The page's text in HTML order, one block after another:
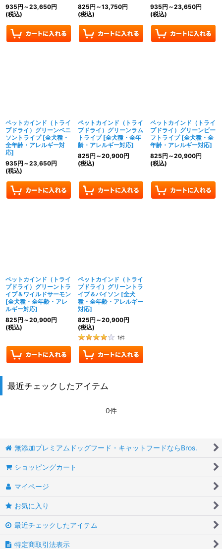
935円 ～23,650円
(税込)
825円 ～13,750円
(税込)
935円 ～23,650円
(税込)
ペットカインド（トライ
プドライ）グリーンベニ
ソントライプ [全犬種・
全年齢・アレルギー対
応]
935円 ～23,650円
(税込)
ペットカインド（トライ
プドライ）グリーンラム
トライプ [全犬種・全年
齢・アレルギー対応]
825円 ～20,900円
(税込)
ペットカインド（トライ
プドライ）グリーンビー
フトライプ [全犬種・全
年齢・アレルギー対応]
825円 ～20,900円
(税込)
ペットカインド（トライ
プドライ）グリーントラ
イプ＆ワイルドサーモン
[全犬種・全年齢・アレ
ルギー対応]
825円 ～20,900円
(税込)
ペットカインド（トライ
プドライ）グリーントラ
イプ＆バイソン [全犬
種・全年齢・アレルギー
対応]
825円 ～20,900円
(税込)
1件
最近チェックしたアイテム
0件
無添加プレミアムドッグフード・キャットフードならBros.
ショッピングカート
マイページ
お気に入り
最近チェックしたアイテム
特定商取引法表示